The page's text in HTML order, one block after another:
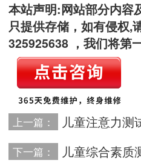
本站声明:网站部分内容
只提供存储，如有侵权,
325925638 ，我们将第
上一篇：
下一篇：